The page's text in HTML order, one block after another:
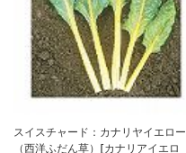
スイスチャード：カナリヤイエロー
（西洋ふだん草）[カナリアイエロ